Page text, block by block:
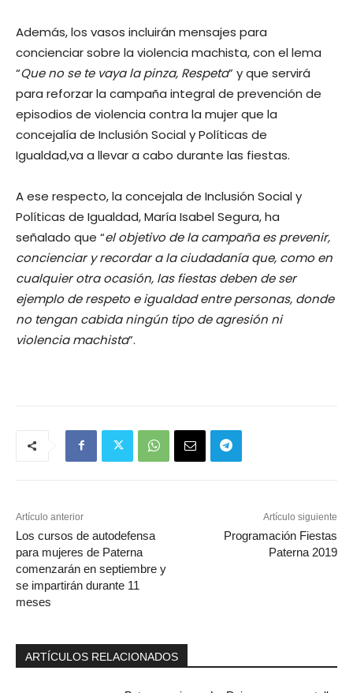
Además, los vasos incluirán mensajes para
concienciar sobre la violencia machista, con el lema
“Que no se te vaya la pinza, Respeta” y que servirá
para reforzar la campaña integral de prevención de
episodios de violencia contra la mujer que la
concejalía de Inclusión Social y Políticas de
Igualdad,va a llevar a cabo durante las fiestas.
A ese respecto, la concejala de Inclusión Social y
Políticas de Igualdad, María Isabel Segura, ha
señalado que “el objetivo de la campaña es prevenir,
concienciar y recordar a la ciudadanía que, como en
cualquier otra ocasión, las fiestas deben de ser
ejemplo de respeto e igualdad entre personas, donde
no tengan cabida ningún tipo de agresión ni
violencia machista”.
Artículo anterior
Los cursos de autodefensa
para mujeres de Paterna
comenzarán en septiembre y
se impartirán durante 11
meses
Artículo siguiente
Programación Fiestas
Paterna 2019
ARTÍCULOS RELACIONADOS